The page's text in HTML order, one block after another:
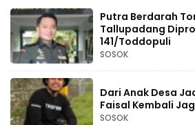
Putra Berdarah
Tallupadang
141/Toddopuli
SOSOK
Dari Anak Desa
Faisal Kembali
SOSOK